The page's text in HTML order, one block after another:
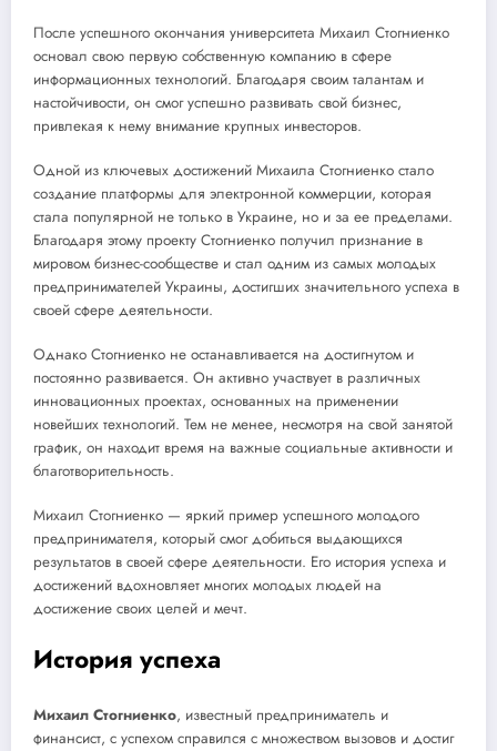
После успешного окончания университета Михаил Стогниенко
основал свою первую собственную компанию в сфере
информационных технологий. Благодаря своим талантам и
настойчивости, он смог успешно развивать свой бизнес,
привлекая к нему внимание крупных инвесторов.
Одной из ключевых достижений Михаила Стогниенко стало
создание платформы для электронной коммерции, которая
стала популярной не только в Украине, но и за ее пределами.
Благодаря этому проекту Стогниенко получил признание в
мировом бизнес-сообществе и стал одним из самых молодых
предпринимателей Украины, достигших значительного успеха в
своей сфере деятельности.
Однако Стогниенко не останавливается на достигнутом и
постоянно развивается. Он активно участвует в различных
инновационных проектах, основанных на применении
новейших технологий. Тем не менее, несмотря на свой занятой
график, он находит время на важные социальные активности и
благотворительность.
Михаил Стогниенко — яркий пример успешного молодого
предпринимателя, который смог добиться выдающихся
результатов в своей сфере деятельности. Его история успеха и
достижений вдохновляет многих молодых людей на
достижение своих целей и мечт.
История успеха
Михаил Стогниенко, известный предприниматель и
финансист, с успехом справился с множеством вызовов и достиг